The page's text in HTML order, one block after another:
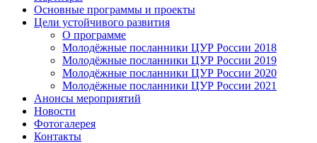
Основные программы и проекты
Цели устойчивого развития
О программе
Молодёжные посланники ЦУР России 2018
Молодёжные посланники ЦУР России 2019
Молодёжные посланники ЦУР России 2020
Молодёжные посланники ЦУР России 2021
Анонсы мероприятий
Новости
Фотогалерея
Контакты